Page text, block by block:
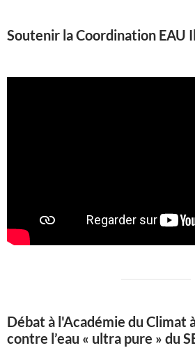
Soutenir la Coordination EAU
Débat à l'Académie du Climat
contre l’eau « ultra pure » du